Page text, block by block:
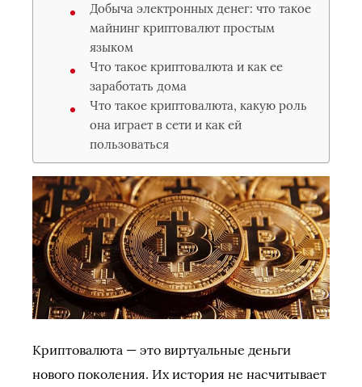
Добыча электронных денег: что такое
майнинг криптовалют простым
языком
Что такое криптовалюта и как ее
заработать дома
Что такое криптовалюта, какую роль
она играет в сети и как ей
пользоваться
Криптовалюта — это виртуальные деньги
нового поколения. Их история не насчитывает